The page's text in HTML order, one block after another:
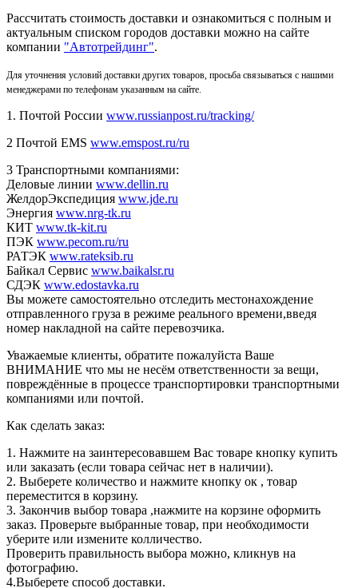
Рассчитать стоимость доставки и ознакомиться с полным и
актуальным списком городов доставки можно на сайте
компании "Автотрейдинг".
Для уточнения условий доставки других товаров, просьба связываться с нашими
менеджерами по телефонам указанным на сайте.
1. Почтой России www.russianpost.ru/tracking/
2 Почтой EMS www.emspost.ru/ru
3 Транспортными компаниями:
Деловые линии www.dellin.ru
ЖелдорЭкспедиция www.jde.ru
Энергия www.nrg-tk.ru
КИТ www.tk-kit.ru
ПЭК www.pecom.ru/ru
РАТЭК www.rateksib.ru
Байкал Сервис www.baikalsr.ru
СДЭК www.edostavka.ru
Вы можете самостоятельно отследить местонахождение
отправленного груза в режиме реального времени,введя
номер накладной на сайте перевозчика.
Уважаемые клиенты, обратите пожалуйста Ваше
ВНИМАНИЕ что мы не несём ответственности за вещи,
повреждённые в процессе транспортировки транспортными
компаниями или почтой.
Как сделать заказ:
1. Нажмите на заинтересовавшем Вас товаре кнопку купить
или заказать (если товара сейчас нет в наличии).
2. Выберете количество и нажмите кнопку ок , товар
переместится в корзину.
3. Закончив выбор товара ,нажмите на корзине оформить
заказ. Проверьте выбранные товар, при необходимости
уберите или измените колличество.
Проверить правильность выбора можно, кликнув на
фотографию.
4.Выберете способ доставки.